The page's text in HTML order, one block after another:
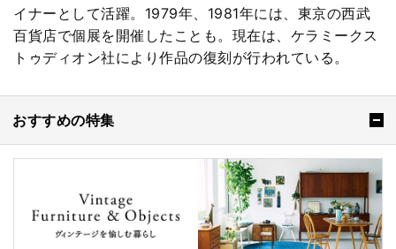
イナーとして活躍。1979年、1981年には、東京の西武
百貨店で個展を開催したことも。現在は、ケラミークス
トゥディオン社により作品の復刻が行われている。
おすすめの特集